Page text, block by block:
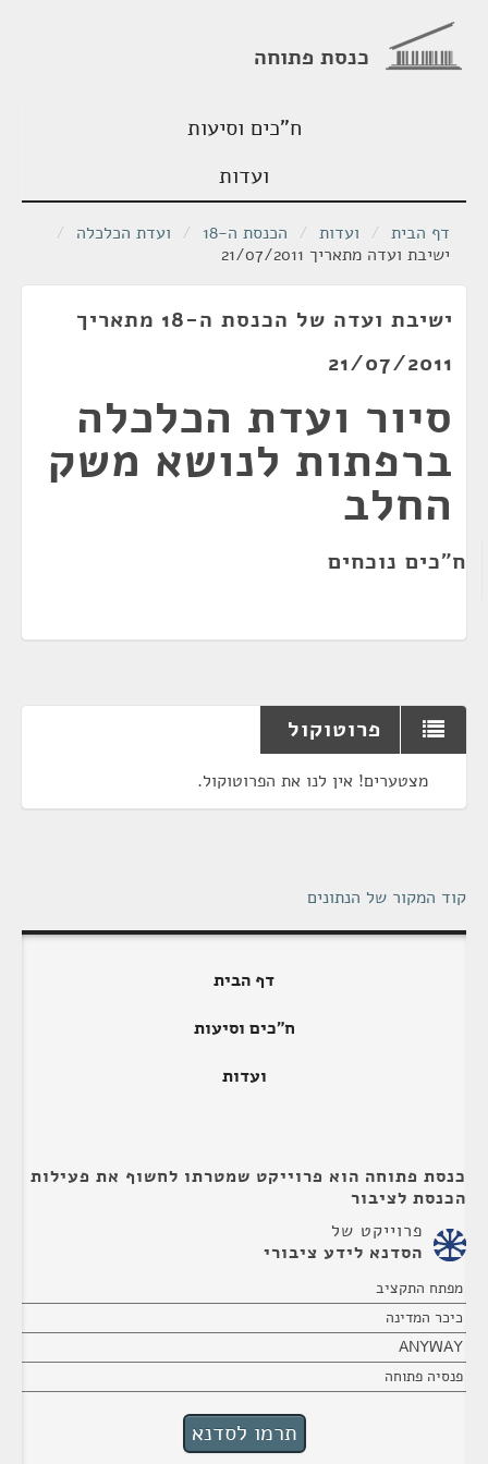
כנסת פתוחה
ח"כים וסיעות
ועדות
דף הבית / ועדות / הכנסת ה-18 / ועדת הכלכלה /
ישיבת ועדה מתאריך 21/07/2011
ישיבת ועדה של הכנסת ה-18 מתאריך
21/07/2011
סיור ועדת הכלכלה
ברפתות לנושא משק
החלב
ח"כים נוכחים
פרוטוקול
מצטערים! אין לנו את הפרוטוקול.
קוד המקור של הנתונים
דף הבית
ח"כים וסיעות
ועדות
כנסת פתוחה הוא פרוייקט שמטרתו לחשוף את פעילות
הכנסת לציבור
פרוייקט של
הסדנא לידע ציבורי
מפתח התקציב
כיכר המדינה
ANYWAY
פנסיה פתוחה